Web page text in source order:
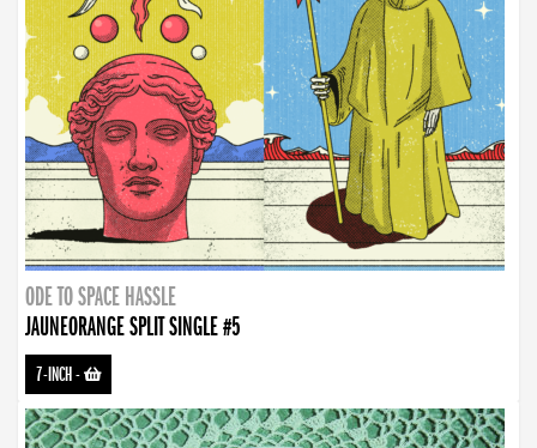
ODE TO SPACE HASSLE
JAUNEORANGE SPLIT SINGLE #5
7-INCH-